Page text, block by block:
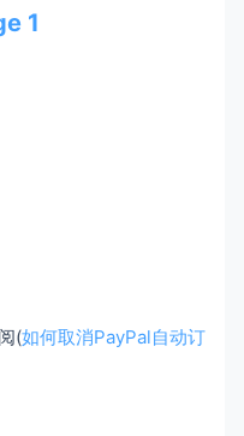
1
(如何取消PayPal自动订